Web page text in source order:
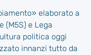
elaborato a
(M5S) e Lega
politica oggi
innanzi tutto da